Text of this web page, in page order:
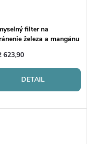
filter na
železa a mangánu
623,90
DETAIL